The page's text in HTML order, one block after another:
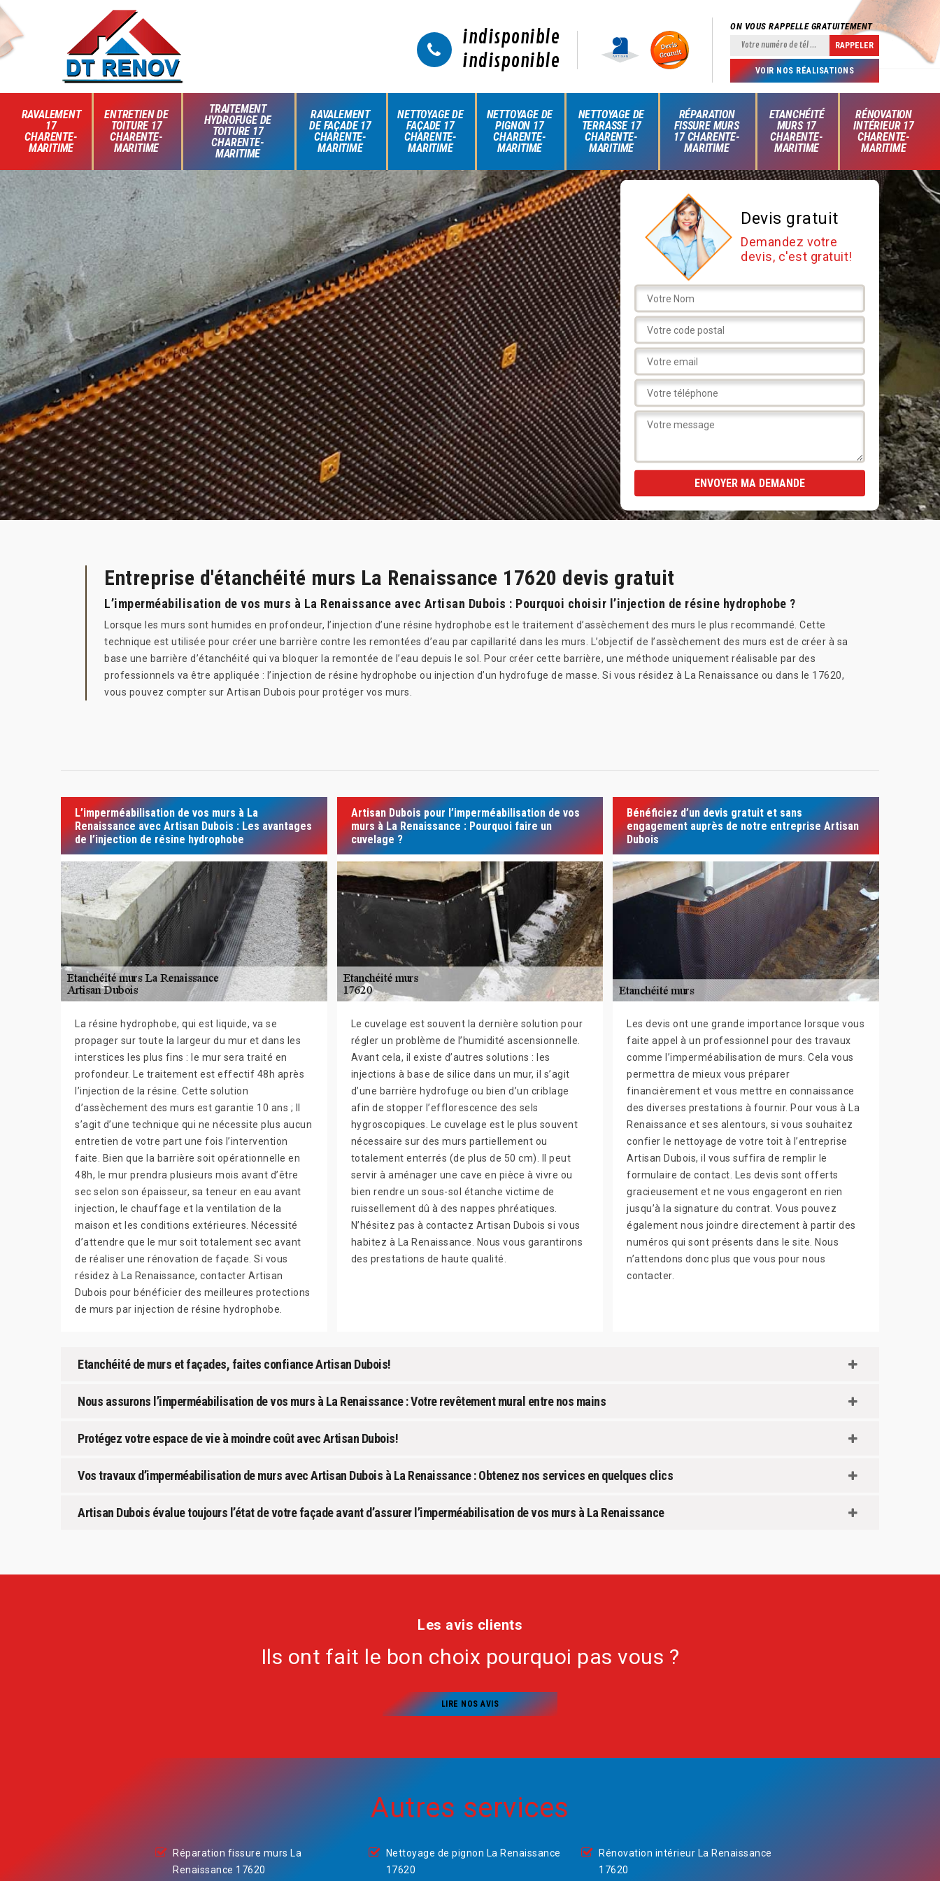
indisponible
indisponible
ON VOUS RAPPELLE GRATUITEMENT
VOIR NOS RÉALISATIONS
RAVALEMENT
17
CHARENTE-
MARITIME
ENTRETIEN DE
TOITURE 17
CHARENTE-
MARITIME
TRAITEMENT
HYDROFUGE DE
TOITURE 17
CHARENTE-
MARITIME
RAVALEMENT
DE FAÇADE 17
CHARENTE-
MARITIME
NETTOYAGE DE
FAÇADE 17
CHARENTE-
MARITIME
NETTOYAGE DE
PIGNON 17
CHARENTE-
MARITIME
NETTOYAGE DE
TERRASSE 17
CHARENTE-
MARITIME
RÉPARATION
FISSURE MURS
17 CHARENTE-
MARITIME
ETANCHÉITÉ
MURS 17
CHARENTE-
MARITIME
RÉNOVATION
INTÉRIEUR 17
CHARENTE-
MARITIME
Devis gratuit
Demandez votre
devis, c'est gratuit!
Entreprise d'étanchéité murs La Renaissance 17620 devis gratuit
L’imperméabilisation de vos murs à La Renaissance avec Artisan Dubois : Pourquoi choisir l’injection de résine hydrophobe ?
Lorsque les murs sont humides en profondeur, l’injection d’une résine hydrophobe est le traitement d’assèchement des murs le plus recommandé. Cette
technique est utilisée pour créer une barrière contre les remontées d’eau par capillarité dans les murs. L’objectif de l’assèchement des murs est de créer à sa
base une barrière d’étanchéité qui va bloquer la remontée de l’eau depuis le sol. Pour créer cette barrière, une méthode uniquement réalisable par des
professionnels va être appliquée : l’injection de résine hydrophobe ou injection d’un hydrofuge de masse. Si vous résidez à La Renaissance ou dans le 17620,
vous pouvez compter sur Artisan Dubois pour protéger vos murs.
L’imperméabilisation de vos murs à La
Renaissance avec Artisan Dubois : Les avantages
de l’injection de résine hydrophobe
La résine hydrophobe, qui est liquide, va se
propager sur toute la largeur du mur et dans les
interstices les plus fins : le mur sera traité en
profondeur. Le traitement est effectif 48h après
l’injection de la résine. Cette solution
d’assèchement des murs est garantie 10 ans ; Il
s’agit d’une technique qui ne nécessite plus aucun
entretien de votre part une fois l’intervention
faite. Bien que la barrière soit opérationnelle en
48h, le mur prendra plusieurs mois avant d’être
sec selon son épaisseur, sa teneur en eau avant
injection, le chauffage et la ventilation de la
maison et les conditions extérieures. Nécessité
d’attendre que le mur soit totalement sec avant
de réaliser une rénovation de façade. Si vous
résidez à La Renaissance, contacter Artisan
Dubois pour bénéficier des meilleures protections
de murs par injection de résine hydrophobe.
Artisan Dubois pour l’imperméabilisation de vos
murs à La Renaissance : Pourquoi faire un
cuvelage ?
Le cuvelage est souvent la dernière solution pour
régler un problème de l’humidité ascensionnelle.
Avant cela, il existe d’autres solutions : les
injections à base de silice dans un mur, il s’agit
d’une barrière hydrofuge ou bien d’un criblage
afin de stopper l’efflorescence des sels
hygroscopiques. Le cuvelage est le plus souvent
nécessaire sur des murs partiellement ou
totalement enterrés (de plus de 50 cm). Il peut
servir à aménager une cave en pièce à vivre ou
bien rendre un sous-sol étanche victime de
ruissellement dû à des nappes phréatiques.
N’hésitez pas à contactez Artisan Dubois si vous
habitez à La Renaissance. Nous vous garantirons
des prestations de haute qualité.
Bénéficiez d’un devis gratuit et sans
engagement auprès de notre entreprise Artisan
Dubois
Les devis ont une grande importance lorsque vous
faite appel à un professionnel pour des travaux
comme l’imperméabilisation de murs. Cela vous
permettra de mieux vous préparer
financièrement et vous mettre en connaissance
des diverses prestations à fournir. Pour vous à La
Renaissance et ses alentours, si vous souhaitez
confier le nettoyage de votre toit à l’entreprise
Artisan Dubois, il vous suffira de remplir le
formulaire de contact. Les devis sont offerts
gracieusement et ne vous engageront en rien
jusqu’à la signature du contrat. Vous pouvez
également nous joindre directement à partir des
numéros qui sont présents dans le site. Nous
n’attendons donc plus que vous pour nous
contacter.
Etanchéité de murs et façades, faites confiance Artisan Dubois!
Nous assurons l’imperméabilisation de vos murs à La Renaissance : Votre revêtement mural entre nos mains
Protégez votre espace de vie à moindre coût avec Artisan Dubois!
Vos travaux d’imperméabilisation de murs avec Artisan Dubois à La Renaissance : Obtenez nos services en quelques clics
Artisan Dubois évalue toujours l’état de votre façade avant d’assurer l’imperméabilisation de vos murs à La Renaissance
Les avis clients
Ils ont fait le bon choix pourquoi pas vous ?
LIRE NOS AVIS
Autres services
Réparation fissure murs La
Renaissance 17620
Nettoyage de pignon La Renaissance
17620
Rénovation intérieur La Renaissance
17620